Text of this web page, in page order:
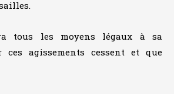
tous les moyens légaux à sa
agissements cessent et que